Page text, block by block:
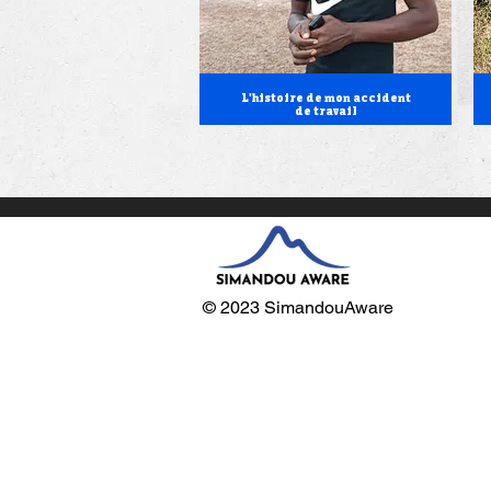
L'histoire de mon accident
de travail
© 2023 SimandouAware